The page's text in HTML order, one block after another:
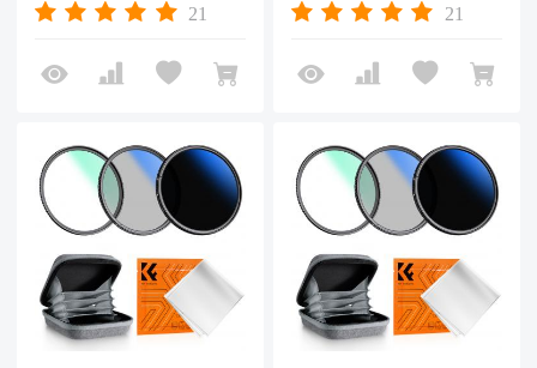
ND2-400 con
Serie Nano-Klear
21
ND2-400 con
Serie Nano-Klear
21